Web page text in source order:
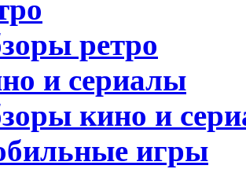
ретро
и сериалы
кино и
игры